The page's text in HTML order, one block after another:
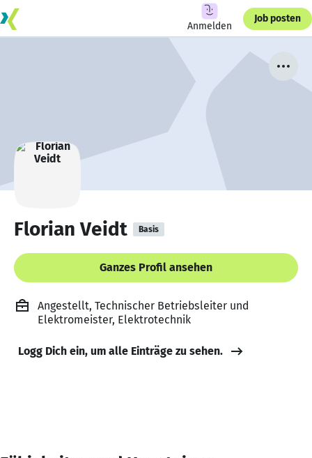
Anmelden
Job posten
Florian Veidt Basis
Ganzes Profil ansehen
Angestellt, Technischer Betriebsleiter und
Elektromeister, Elektrotechnik
Logg Dich ein, um alle Einträge zu sehen.